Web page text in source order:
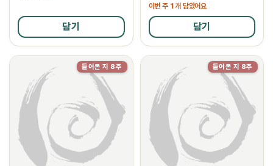
담기
이번 주 1개 담았어요
담기
들어온 지 8주 들어온 지 8주